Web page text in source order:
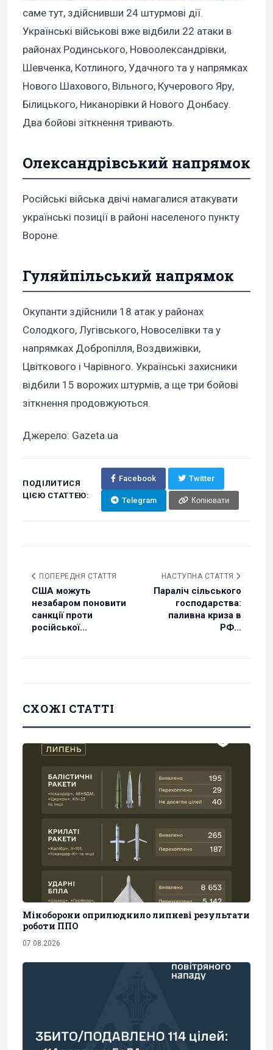
саме тут, здійснивши 24 штурмові дії.
Українські військові вже відбили 22 атаки в
районах Родинського, Новоолександрівки,
Шевченка, Котлиного, Удачного та у напрямках
Нового Шахового, Вільного, Кучерового Яру,
Білицького, Никанорівки й Нового Донбасу.
Два бойові зіткнення тривають.
Олександрівський напрямок
Російські війська двічі намагалися атакувати
українські позиції в районі населеного пункту
Вороне.
Гуляйпільський напрямок
Окупанти здійснили 18 атак у районах
Солодкого, Лугівського, Новоселівки та у
напрямках Добропілля, Воздвижівки,
Цвіткового і Чарівного. Українські захисники
відбили 15 ворожих штурмів, а ще три бойові
зіткнення продовжуються.
Джерело: Gazeta.ua
ПОДІЛИТИСЯ
ЦІЄЮ СТАТТЕЮ:
Facebook Twitter
Telegram Копіювати
ПОПЕРЕДНЯ СТАТТЯ
США можуть
незабаром поновити
санкції проти
російської...
НАСТУПНА СТАТТЯ
Параліч сільського
господарства:
паливна криза в
РФ...
СХОЖІ СТАТТІ
Міноборони оприлюднило липневі результати
роботи ППО
07.08.2026